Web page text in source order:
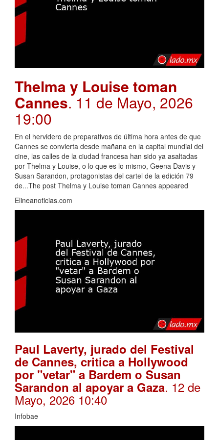
Thelma y Louise toman
Cannes. 11 de Mayo, 2026
19:00
En el hervidero de preparativos de última hora antes de que
Cannes se convierta desde mañana en la capital mundial del
cine, las calles de la ciudad francesa han sido ya asaltadas
por Thelma y Louise, o lo que es lo mismo, Geena Davis y
Susan Sarandon, protagonistas del cartel de la edición 79
de...The post Thelma y Louise toman Cannes appeared
Elineanoticias.com
Paul Laverty, jurado del Festival
de Cannes, critica a Hollywood
por "vetar" a Bardem o Susan
Sarandon al apoyar a Gaza. 12 de
Mayo, 2026 10:40
Infobae